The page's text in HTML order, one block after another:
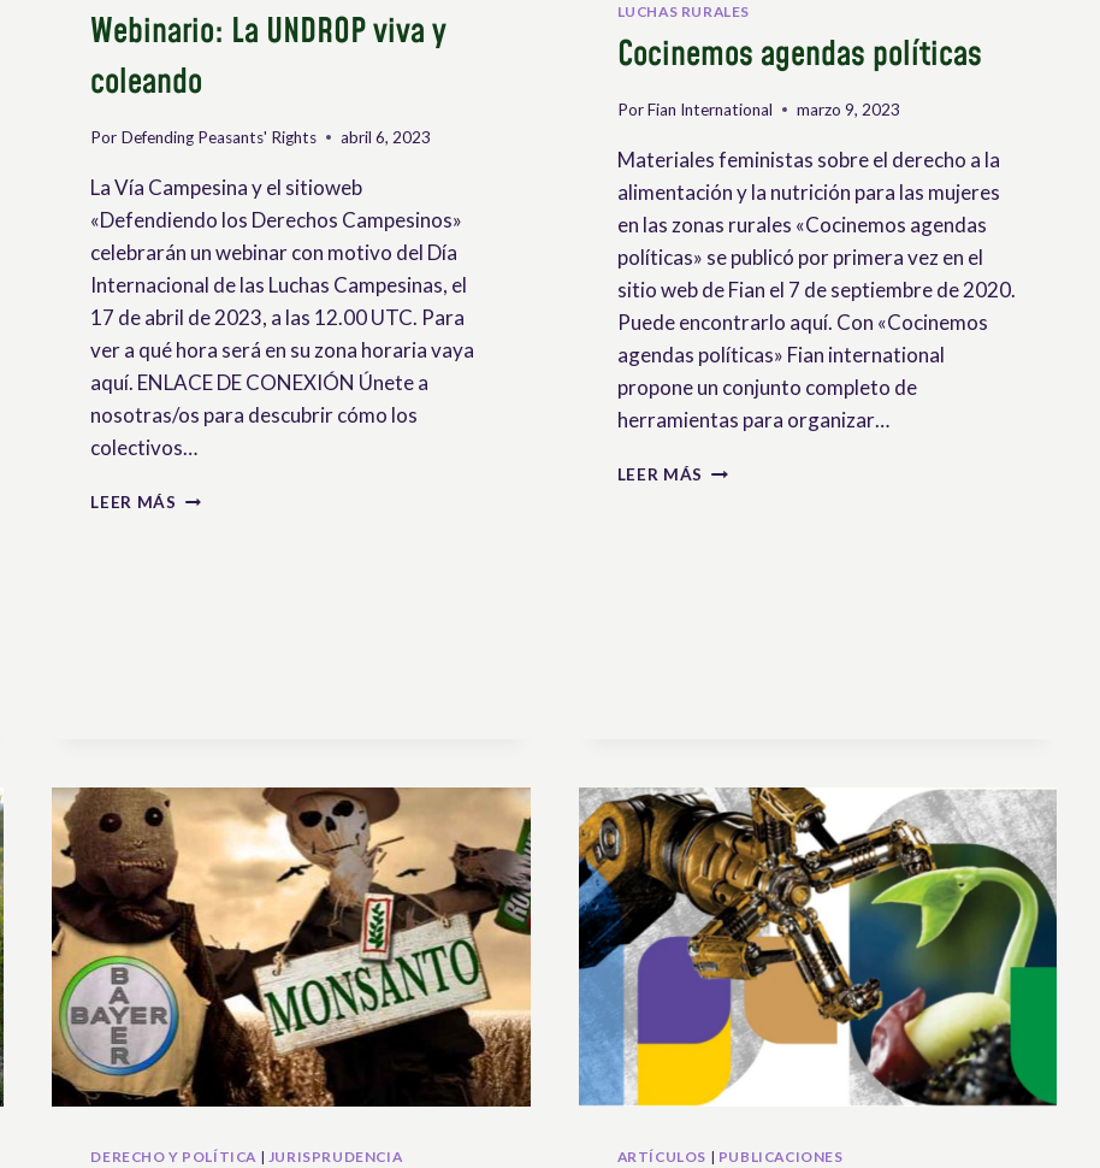
Webinario: La UNDROP viva y
coleando
Por Defending Peasants' Rights abril 6, 2023
La Vía Campesina y el sitioweb
«Defendiendo los Derechos Campesinos»
celebrarán un webinar con motivo del Día
Internacional de las Luchas Campesinas, el
17 de abril de 2023, a las 12.00 UTC. Para
ver a qué hora será en su zona horaria vaya
aquí. ENLACE DE CONEXIÓN Únete a
nosotras/os para descubrir cómo los
colectivos…
LEER MÁS WEBINARIO:
LUCHAS RURALES
Cocinemos agendas políticas
Por Fian International marzo 9, 2023
Materiales feministas sobre el derecho a la
alimentación y la nutrición para las mujeres
en las zonas rurales «Cocinemos agendas
políticas» se publicó por primera vez en el
sitio web de Fian el 7 de septiembre de 2020.
Puede encontrarlo aquí. Con «Cocinemos
agendas políticas» Fian international
propone un conjunto completo de
herramientas para organizar…
LEER MÁS COCINEMOS
DERECHO Y POLÍTICA | JURISPRUDENCIA ARTÍCULOS | PUBLICACIONES